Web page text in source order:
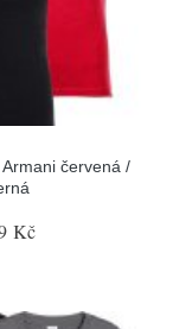
červená /
Kč